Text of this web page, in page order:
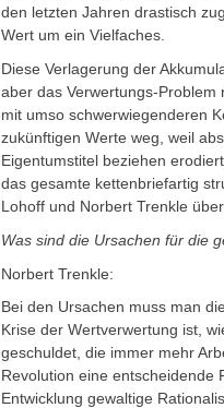
den letzten Jahren drastisch
Wert um ein Vielfaches.
Diese Verlagerung der
aber das Verwertungs-
mit umso schwerwiegenderen
zukünftigen Werte weg, weil
Eigentumstitel beziehen
das gesamte kettenbriefartig
Lohoff und Norbert Trenkle
Was sind die Ursachen für die
Norbert Trenkle:
Bei den Ursachen muss man
Krise der Wertverwertung ist,
geschuldet, die immer mehr
Revolution eine entscheidende
Entwicklung gewaltige